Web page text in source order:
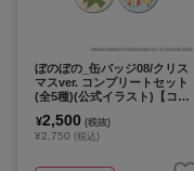
ぼのぼの_缶バッジ08/クリス
マスver. コンプリートセット
(全5種)(公式イラスト)【コン
¥2,500 (税抜)
¥2,750 (税込)